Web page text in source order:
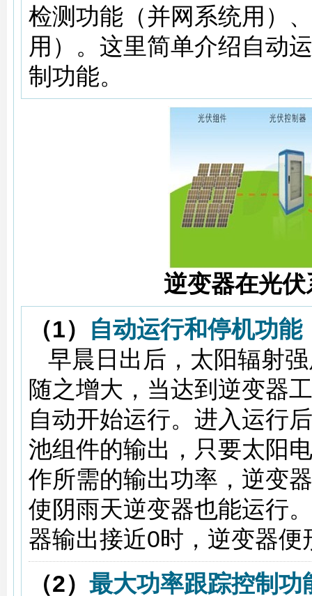
检测功能（并网系统用）
用）。这里简单介绍自动
制功能。
逆变器在光
（1）
自动运行和停机功能
早晨日出后，太阳辐射
随之增大，当达到逆变器
自动开始运行。进入运行
池组件的输出，只要太阳
作所需的输出功率，逆变
使阴雨天逆变器也能运行
器输出接近0时，逆变器便
（2） 最大功率跟踪控制功